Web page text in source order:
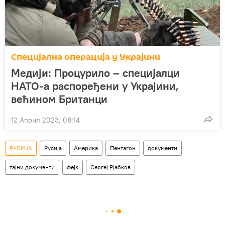
Специјална операција у Украјини
Медији: Процурило – специјалци
НАТО-а распоређени у Украјини,
већином Британци
12 Април 2023, 08:14
РУСИЈА Русија Америка Пентагон документи
тајни документи фејк Сергеј Рјабков